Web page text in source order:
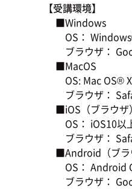
【受講環境】
■Windows
OS：
ブラウザ：
■MacOS
OS: Mac OS® X
ブラウザ：
■iOS（ブラウザ）
OS： iOS10以
ブラウザ：
■Android（ブラ
OS： Android
ブラウザ：